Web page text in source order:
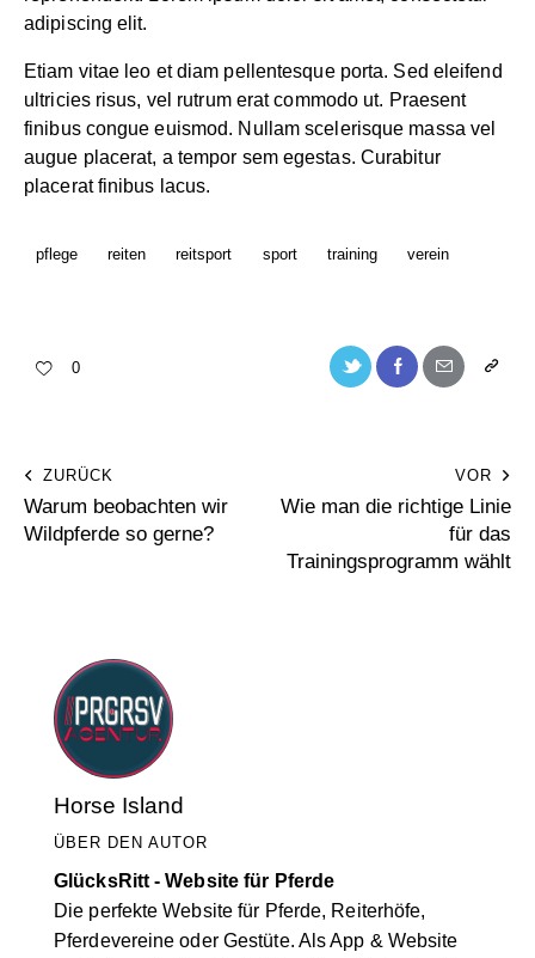
adipiscing elit.
Etiam vitae leo et diam pellentesque porta. Sed eleifend
ultricies risus, vel rutrum erat commodo ut. Praesent
finibus congue euismod. Nullam scelerisque massa vel
augue placerat, a tempor sem egestas. Curabitur
placerat finibus lacus.
pflege reiten reitsport sport training verein
0
ZURÜCK
Warum beobachten wir
Wildpferde so gerne?
VOR
Wie man die richtige Linie
für das
Trainingsprogramm wählt
Horse Island
ÜBER DEN AUTOR
GlücksRitt - Website für Pferde
Die perfekte Website für Pferde, Reiterhöfe,
Pferdevereine oder Gestüte. Als App & Website